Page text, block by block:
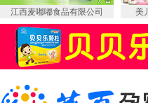
江西麦嘟嘟食品有限公司 美